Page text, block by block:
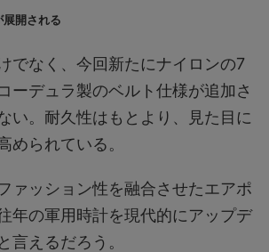
開される
でなく、今回新たにナイロンの7
ーデュラ製のベルト仕様が追加さ
い。耐久性はもとより、見た目に
められている。
ァッション性を融合させたエアポ
年の軍用時計を現代的にアップデ
言えるだろう。